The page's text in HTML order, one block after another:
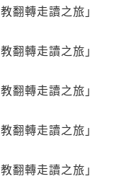
翻轉走讀之旅」
翻轉走讀之旅」
翻轉走讀之旅」
翻轉走讀之旅」
翻轉走讀之旅」